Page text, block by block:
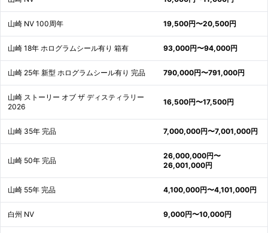
山崎 NV 100周年 19,500円〜20,500円
山崎 18年 ホログラムシール有り 箱有 93,000円〜94,000円
山崎 25年 新型 ホログラムシール有り 完品 790,000円〜791,000円
山崎 ストーリー オブ ザ ディスティラリー
2026
16,500円〜17,500円
山崎 35年 完品 7,000,000円〜7,001,000円
山崎 50年 完品
26,000,000円〜
26,001,000円
山崎 55年 完品 4,100,000円〜4,101,000円
白州 NV 9,000円〜10,000円